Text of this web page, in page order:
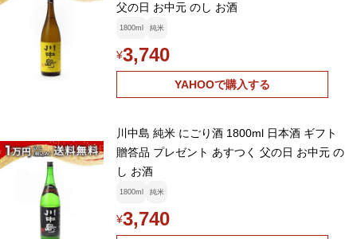
父の日 お中元 のし お酒
1800ml 純米
¥3,740
YAHOOで購入する
川中島 純米 にごり酒 1800ml 日本酒 ギフト
贈答品 プレゼント あすつく 父の日 お中元 の
し お酒
1800ml 純米
¥3,740